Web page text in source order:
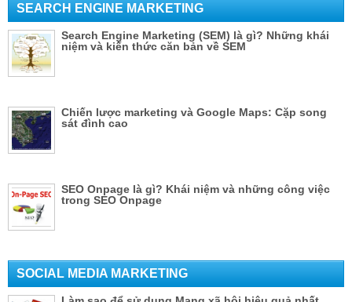
SEARCH ENGINE MARKETING
Search Engine Marketing (SEM) là gì? Những khái
niệm và kiến thức căn bản về SEM
Chiến lược marketing và Google Maps: Cặp song
sát đình cao
SEO Onpage là gì? Khái niệm và những công việc
trong SEO Onpage
SOCIAL MEDIA MARKETING